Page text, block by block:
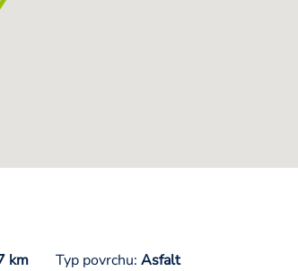
km Typ povrchu: Asfalt